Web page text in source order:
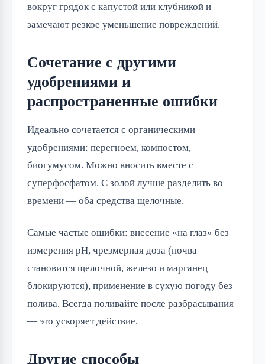
вокруг грядок с капустой или клубникой и
замечают резкое уменьшение повреждений.
Сочетание с другими
удобрениями и
распространенные ошибки
Идеально сочетается с органическими
удобрениями: перегноем, компостом,
биогумусом. Можно вносить вместе с
суперфосфатом. С золой лучше разделить во
времени — оба средства щелочные.
Самые частые ошибки: внесение «на глаз» без
измерения pH, чрезмерная доза (почва
становится щелочной, железо и марганец
блокируются), применение в сухую погоду без
полива. Всегда поливайте после разбрасывания
— это ускоряет действие.
Другие способы